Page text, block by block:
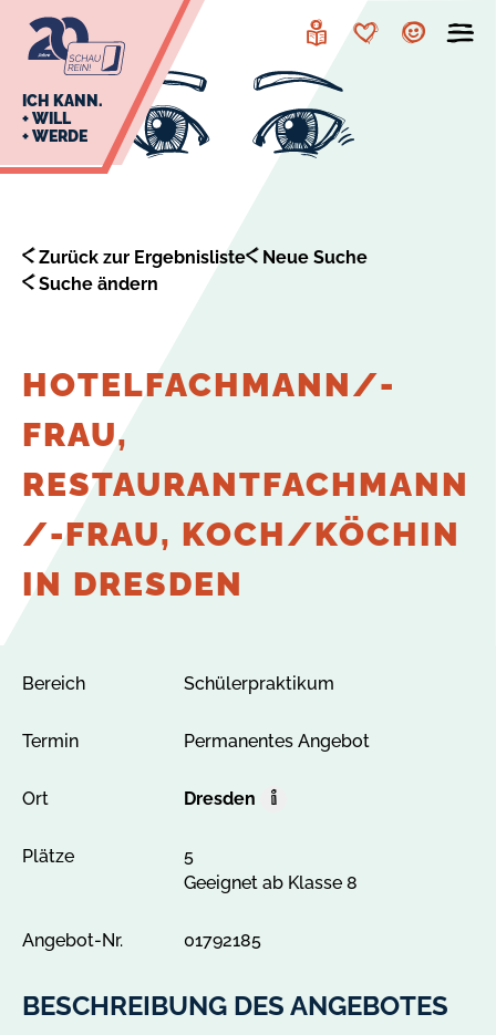
Navigation
Inhalt
Leichte
MerkzettelAccount
ICH KANN.
+ WILL
+ WERDE
Zurück zur Ergebnisliste
Neue Suche
Suche ändern
HOTELFACHMANN/-
FRAU,
RESTAURANTFACHMANN
/-FRAU, KOCH/KÖCHIN
IN DRESDEN
Bereich Schülerpraktikum
Termin Permanentes Angebot
Ort Dresden
A
A
n
Plätze
5
Geeignet ab Klasse 8
Angebot-Nr. 01792185
BESCHREIBUNG DES ANGEBOTES